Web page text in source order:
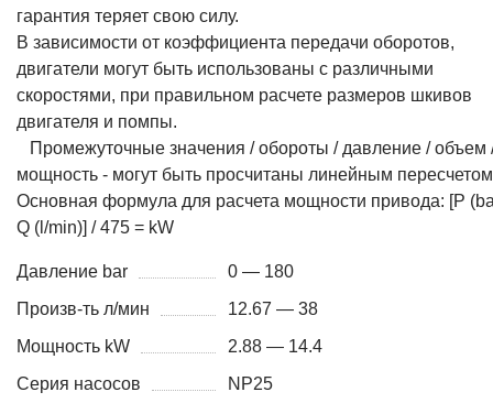
гарантия теряет свою силу.
В зависимости от коэффициента передачи оборотов,
двигатели могут быть использованы с различными
скоростями, при правильном расчете размеров шкивов
двигателя и помпы.
Промежуточные значения / обороты / давление / объем
мощность - могут быть просчитаны линейным
Основная формула для расчета мощности привода: [P
Q (l/min)] / 475 = kW
Давление bar
0 — 180
Произв-ть л/мин
12.67 — 38
Мощность kW
2.88 — 14.4
Серия насосов
NP25